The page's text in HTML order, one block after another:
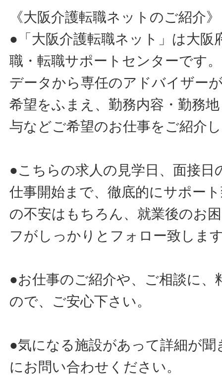
《大阪介護転職ネットのご紹介》
●「大阪介護転職ネット」は大阪
職・転職サポートセンターです
データから専任のアドバイザー
希望をふまえ、勤務内容・勤務
与などご希望のお仕事をご紹介
●こちらの求人の見学日、面接日
仕事開始まで、徹底的にサポー
の不安はもちろん、就業後のお
フがしっかりとフォロー致しま
●お仕事のご紹介や、ご相談に
ので、ご安心下さい。
●気になる施設があって詳細が
にお問い合わせください。